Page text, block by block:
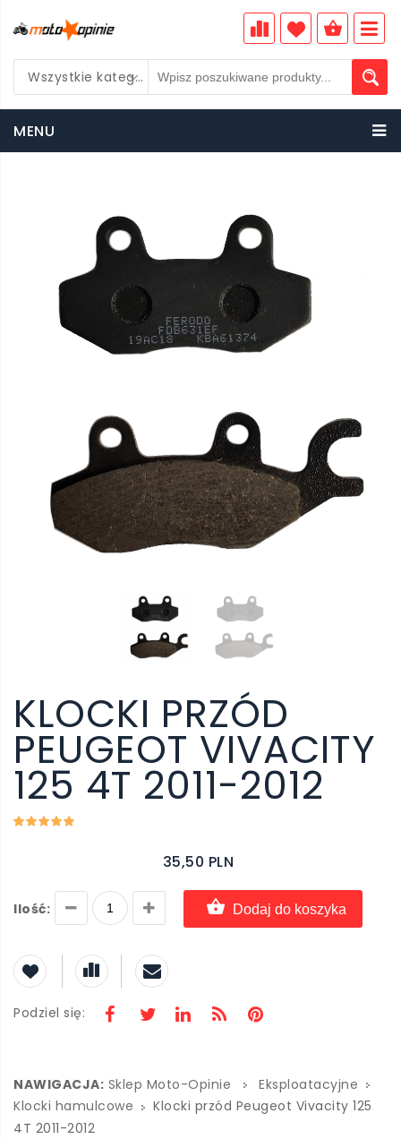
Wszystkie kategorie
MENU
KLOCKI PRZÓD
PEUGEOT VIVACITY
125 4T 2011-2012
35,50 PLN
Ilość: Dodaj do koszyka
Podziel się:
NAWIGACJA: Sklep Moto-Opinie
Eksploatacyjne
Klocki hamulcowe
Klocki przód Peugeot Vivacity 125
4T 2011-2012